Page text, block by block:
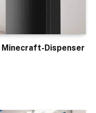
Minecraft-Dispenser